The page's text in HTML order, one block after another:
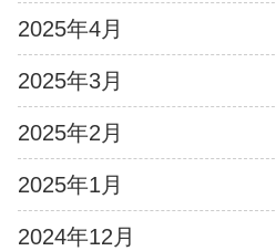
2025年4月
2025年3月
2025年2月
2025年1月
2024年12月